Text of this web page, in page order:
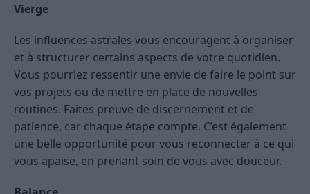
Vierge
Les influences astrales vous encouragent à organiser
et à structurer certains aspects de votre quotidien.
Vous pourriez ressentir une envie de faire le point sur
vos projets ou de mettre en place de nouvelles
routines. Faites preuve de discernement et de
patience, car chaque étape compte. C’est également
une belle opportunité pour vous reconnecter à ce qui
vous apaise, en prenant soin de vous avec douceur.